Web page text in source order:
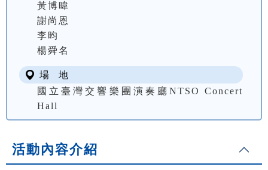
黃博暐
謝尚恩
李昀
楊舜名
場 地
國立臺灣交響樂團演奏廳NTSO Concert
Hall
活動內容介紹